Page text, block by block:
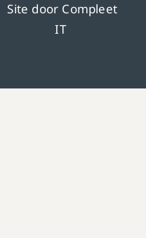
Site door Compleet
IT